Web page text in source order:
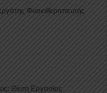
Φυσιοθεραπευτής
Θέση Εργασίας